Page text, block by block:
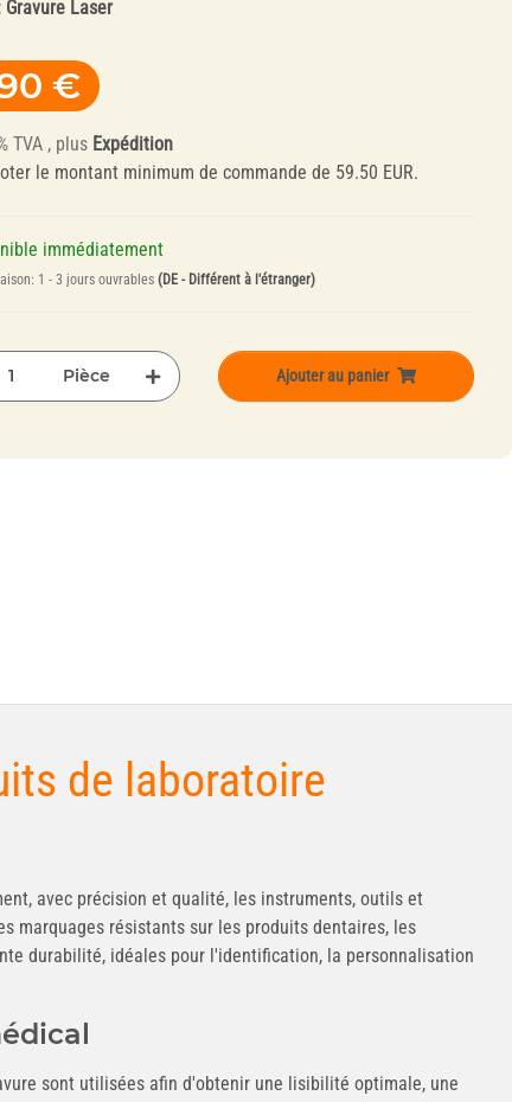
Zircone
Outils de
Gravure Laser
€
TVA , plus Expédition
le montant minimum de commande de 59.50 EUR.
immédiatement
1 - 3 jours ouvrables (DE - Différent à l'étranger)
Pièce Ajouter au panier
de laboratoire
avec précision et qualité, les instruments, outils et
marquages résistants sur les produits dentaires, les
durabilité, idéales pour l'identification, la personnalisation
sont utilisées afin d'obtenir une lisibilité optimale, une